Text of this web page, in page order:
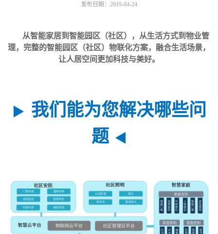
发布日期：2019-04-24
从智能家居到智能园区（社区），从生活方式到物业管
理，完整的智能园区（社区）物联化方案，融合生活场景，
让人居空间更加科技与美好。
▶
我们能为您解决哪些问
题◀